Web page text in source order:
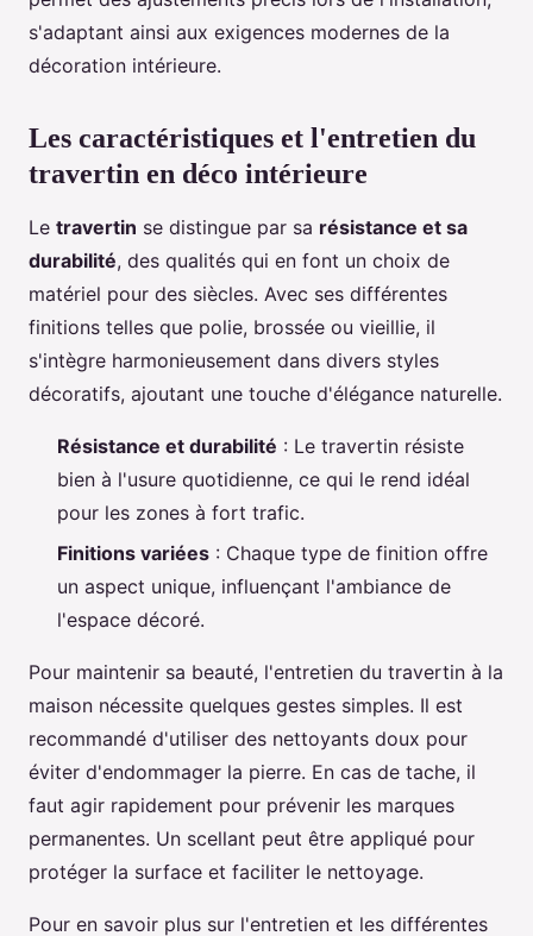
s'adaptant ainsi aux exigences modernes de la
décoration intérieure.
Les caractéristiques et l'entretien du
travertin en déco intérieure
Le travertin se distingue par sa résistance et sa
durabilité, des qualités qui en font un choix de
matériel pour des siècles. Avec ses différentes
finitions telles que polie, brossée ou vieillie, il
s'intègre harmonieusement dans divers styles
décoratifs, ajoutant une touche d'élégance naturelle.
Résistance et durabilité : Le travertin résiste
bien à l'usure quotidienne, ce qui le rend idéal
pour les zones à fort trafic.
Finitions variées : Chaque type de finition offre
un aspect unique, influençant l'ambiance de
l'espace décoré.
Pour maintenir sa beauté, l'entretien du travertin à la
maison nécessite quelques gestes simples. Il est
recommandé d'utiliser des nettoyants doux pour
éviter d'endommager la pierre. En cas de tache, il
faut agir rapidement pour prévenir les marques
permanentes. Un scellant peut être appliqué pour
protéger la surface et faciliter le nettoyage.
Pour en savoir plus sur l'entretien et les différentes